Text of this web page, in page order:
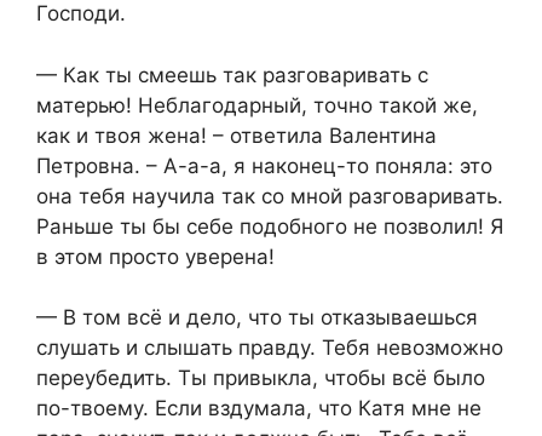
Господи.
— Как ты смеешь так разговаривать с
матерью! Неблагодарный, точно такой же,
как и твоя жена! – ответила Валентина
Петровна. – А-а-а, я наконец-то поняла: это
она тебя научила так со мной разговаривать.
Раньше ты бы себе подобного не позволил! Я
в этом просто уверена!
— В том всё и дело, что ты отказываешься
слушать и слышать правду. Тебя невозможно
переубедить. Ты привыкла, чтобы всё было
по-твоему. Если вздумала, что Катя мне не